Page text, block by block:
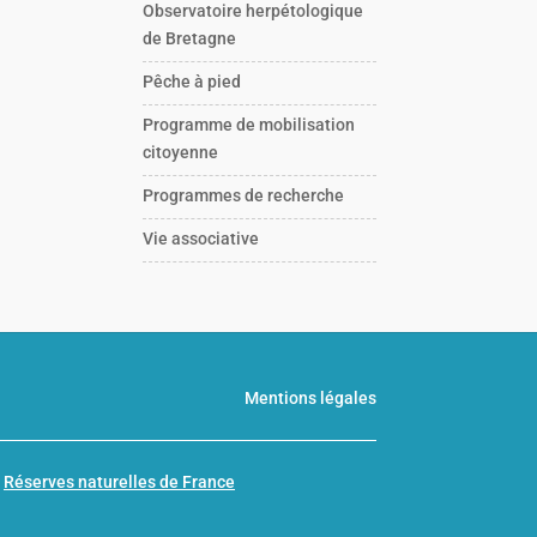
Observatoire herpétologique
de Bretagne
Pêche à pied
Programme de mobilisation
citoyenne
Programmes de recherche
Vie associative
Mentions légales
Réserves naturelles de France